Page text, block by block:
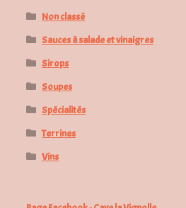
Non classé
Sauces à salade et vinaigres
Sirops
Soupes
Spécialités
Terrines
Vins